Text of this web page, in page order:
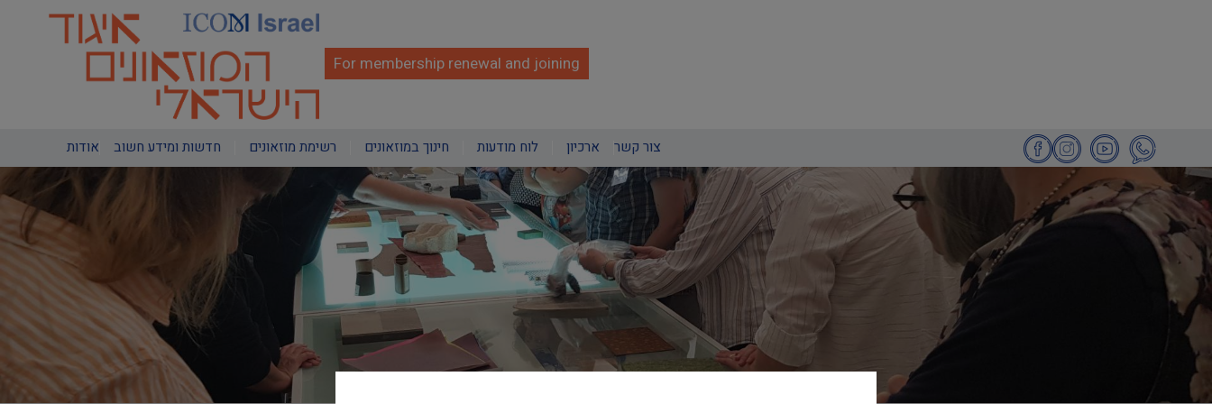
For membership renewal and joining
Main
navigation
אודות חדשות ומידע חשוב רשימת מוזאונים חינוך במוזאונים לוח מודעות ארכיון צור קשר